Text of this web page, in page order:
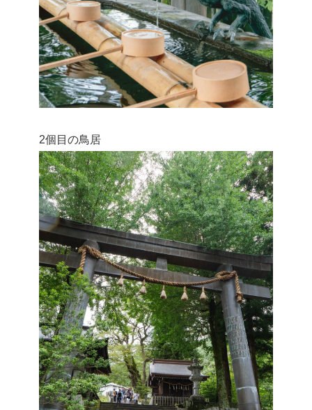
2個目の鳥居